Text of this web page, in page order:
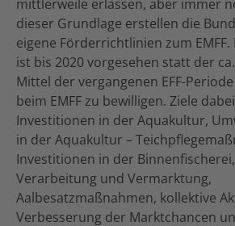
mittlerweile erlassen, aber immer
dieser Grundlage erstellen die
eigene Förderrichtlinien zum
ist bis 2020 vorgesehen statt der
Mittel der vergangenen EFF-
beim EMFF zu bewilligen. Ziele
Investitionen in der Aquakultur,
in der Aquakultur –
Investitionen in der
Verarbeitung und Vermarktung,
Aalbesatzmaßnahmen, kollektive
Verbesserung der Marktchancen